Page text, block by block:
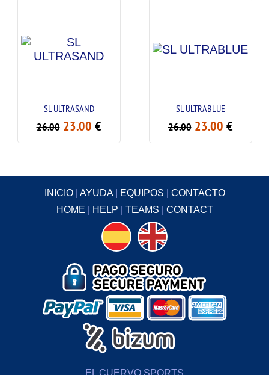
SL ULTRASAND
23.00 €
SL ULTRABLUE
23.00 €
INICIO| AYUDA| EQUIPOS
CONTACTO
HOME
HELP TEAMS CONTACT